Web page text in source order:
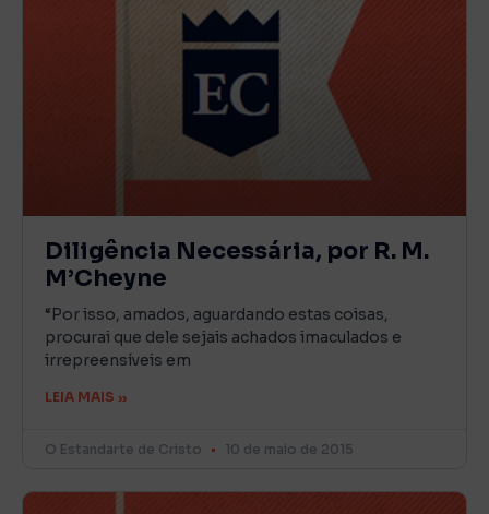
Diligência Necessária, por R. M.
M’Cheyne
“Por isso, amados, aguardando estas coisas,
procurai que dele sejais achados imaculados e
irrepreensíveis em
LEIA MAIS »
O Estandarte de Cristo 10 de maio de 2015